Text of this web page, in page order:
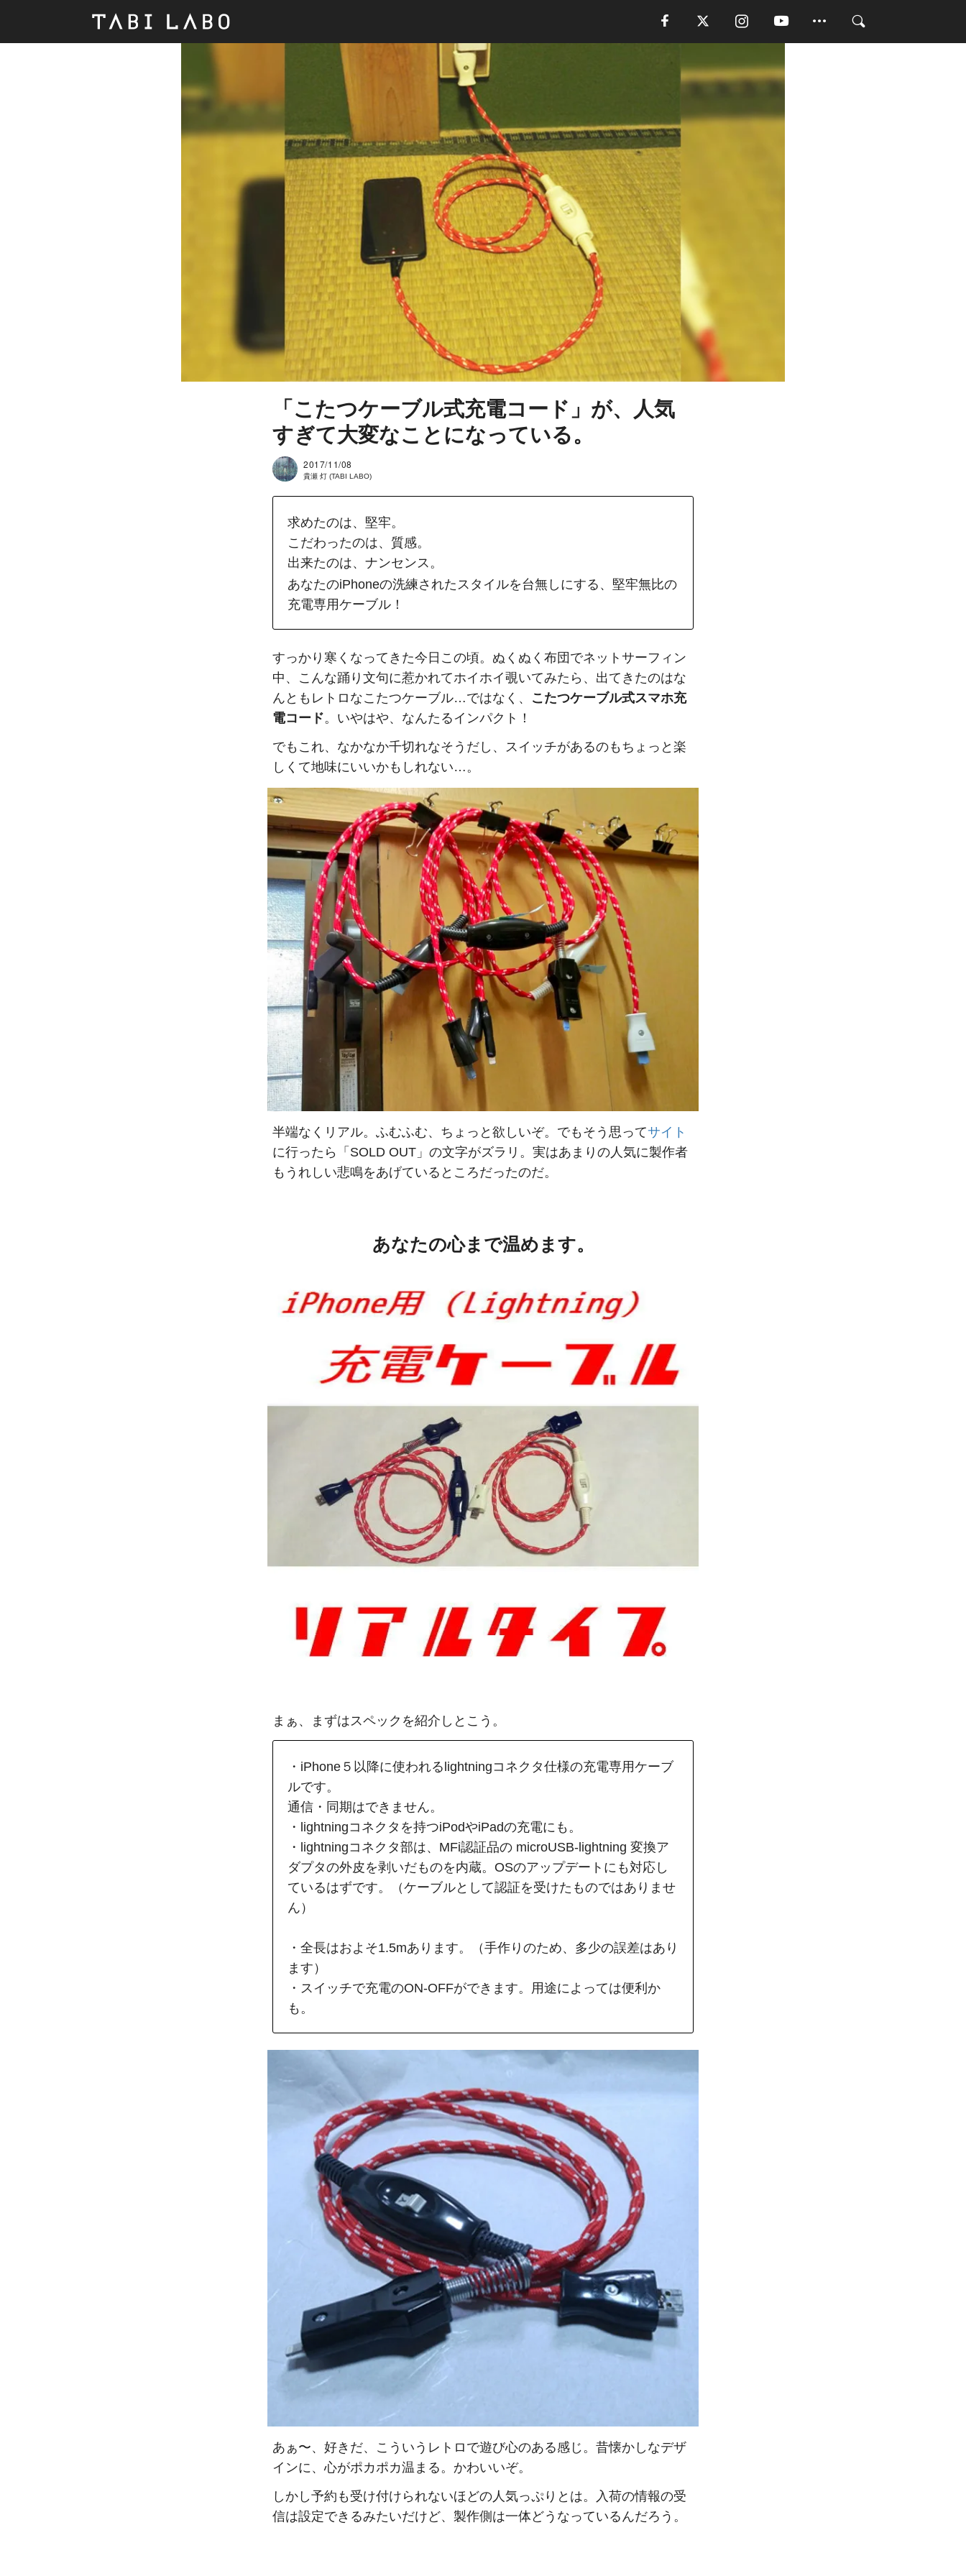
「こたつケーブル式充電コード」が、人気
すぎて大変なことになっている。
2017/11/08
貴瀬 灯 (TABI LABO)
求めたのは、堅牢。
こだわったのは、質感。
出来たのは、ナンセンス。
あなたのiPhoneの洗練されたスタイルを台無しにする、堅牢無比の
充電専用ケーブル！
すっかり寒くなってきた今日この頃。ぬくぬく布団でネットサーフィン
中、こんな踊り文句に惹かれてホイホイ覗いてみたら、出てきたのはな
んともレトロなこたつケーブル…ではなく、 こたつケーブル式スマホ充
電コード。いやはや、なんたるインパクト！
でもこれ、なかなか千切れなそうだし、スイッチがあるのもちょっと楽
しくて地味にいいかもしれない…。
半端なくリアル。ふむふむ、ちょっと欲しいぞ。でもそう思ってサイト
に行ったら「SOLD OUT」の文字がズラリ。実はあまりの人気に製作者
もうれしい悲鳴をあげているところだったのだ。
あなたの心まで温めます。
まぁ、まずはスペックを紹介しとこう。
・iPhone５以降に使われるlightningコネクタ仕様の充電専用ケーブ
ルです。
通信・同期はできません。
・lightningコネクタを持つiPodやiPadの充電にも。
・lightningコネクタ部は、MFi認証品の microUSB-lightning 変換ア
ダプタの外皮を剥いだものを内蔵。OSのアップデートにも対応し
ているはずです。（ケーブルとして認証を受けたものではありませ
ん）
・全長はおよそ1.5mあります。（手作りのため、多少の誤差はあり
ます）
・スイッチで充電のON-OFFができます。用途によっては便利か
も。
あぁ〜、好きだ、こういうレトロで遊び心のある感じ。昔懐かしなデザ
インに、心がポカポカ温まる。かわいいぞ。
しかし予約も受け付けられないほどの人気っぷりとは。入荷の情報の受
信は設定できるみたいだけど、製作側は一体どうなっているんだろう。